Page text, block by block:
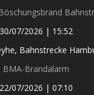
30/07/2026 | 15:52
Bahnstrecke
BMA-Brandalarm
22/07/2026 | 07:10